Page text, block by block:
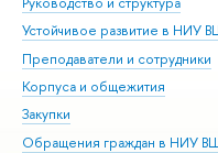
Устойчивое развитие в НИУ
Преподаватели и сотрудники
Корпуса и общежития
Закупки
Обращения граждан в НИУ